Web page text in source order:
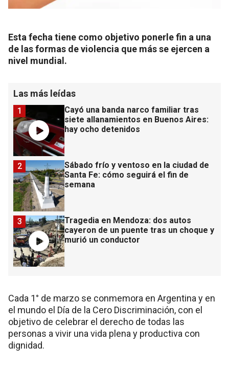
Esta fecha tiene como objetivo ponerle fin a una
de las formas de violencia que más se ejercen a
nivel mundial.
Las más leídas
Cayó una banda narco familiar tras
siete allanamientos en Buenos Aires:
hay ocho detenidos
1
Sábado frío y ventoso en la ciudad de
Santa Fe: cómo seguirá el fin de
semana
2
Tragedia en Mendoza: dos autos
cayeron de un puente tras un choque y
murió un conductor
3
Cada 1° de marzo se conmemora en Argentina y en
el mundo el Día de la Cero Discriminación, con el
objetivo de celebrar el derecho de todas las
personas a vivir una vida plena y productiva con
dignidad.